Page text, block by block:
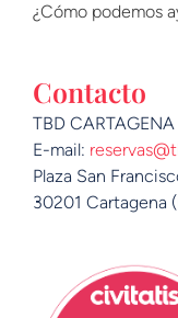
¿Cómo podemos
Contacto
TBD CARTAGENA
E-mail:
Plaza San
30201 Cartagena